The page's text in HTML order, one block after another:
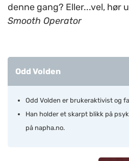
denne gang? Eller...vel, hør
Smooth Operator
Odd Volden
Odd Volden er brukeraktivist og
Han holder et skarpt blikk på
på napha.no.